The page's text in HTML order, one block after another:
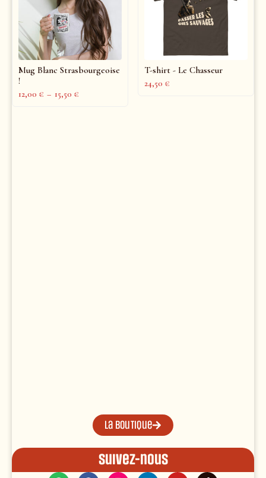
Mug Blanc Strasbourgeoise
!
12,00 € – 15,50 €
T-shirt - Le Chasseur
24,50 €
La boutique
Suivez-nous